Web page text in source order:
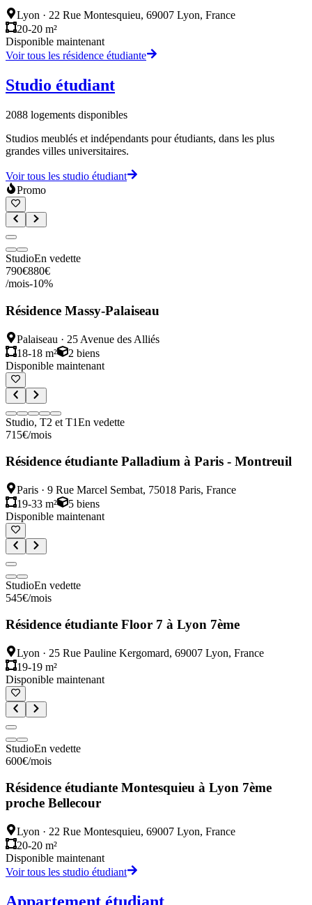
Lyon · 22 Rue Montesquieu, 69007 Lyon, France
20-20 m²
Disponible maintenant
Voir tous les résidence étudiante
Studio étudiant
2088 logements disponibles
Studios meublés et indépendants pour étudiants, dans les plus
grandes villes universitaires.
Voir tous les studio étudiant
Promo
StudioEn vedette
790€880€
/mois-10%
Résidence Massy-Palaiseau
Palaiseau · 25 Avenue des Alliés
18-18 m²
2 biens
Disponible maintenant
Studio, T2 et T1En vedette
715€/mois
Résidence étudiante Palladium à Paris - Montreuil
Paris · 9 Rue Marcel Sembat, 75018 Paris, France
19-33 m²
5 biens
Disponible maintenant
StudioEn vedette
545€/mois
Résidence étudiante Floor 7 à Lyon 7ème
Lyon · 25 Rue Pauline Kergomard, 69007 Lyon, France
19-19 m²
Disponible maintenant
StudioEn vedette
600€/mois
Résidence étudiante Montesquieu à Lyon 7ème
proche Bellecour
Lyon · 22 Rue Montesquieu, 69007 Lyon, France
20-20 m²
Disponible maintenant
Voir tous les studio étudiant